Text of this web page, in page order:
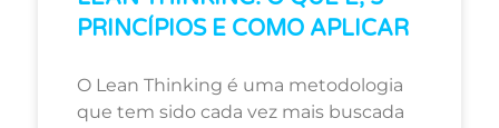
PRINCÍPIOS E COMO APLICAR
O Lean Thinking é uma metodologia
que tem sido cada vez mais buscada